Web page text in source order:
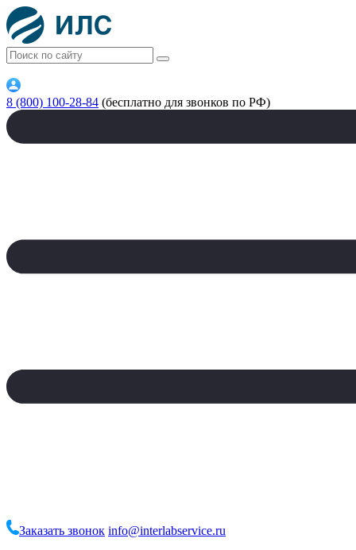
8 (800) 100-28-84 (бесплатно для звонков по РФ)
Заказать звонок info@interlabservice.ru